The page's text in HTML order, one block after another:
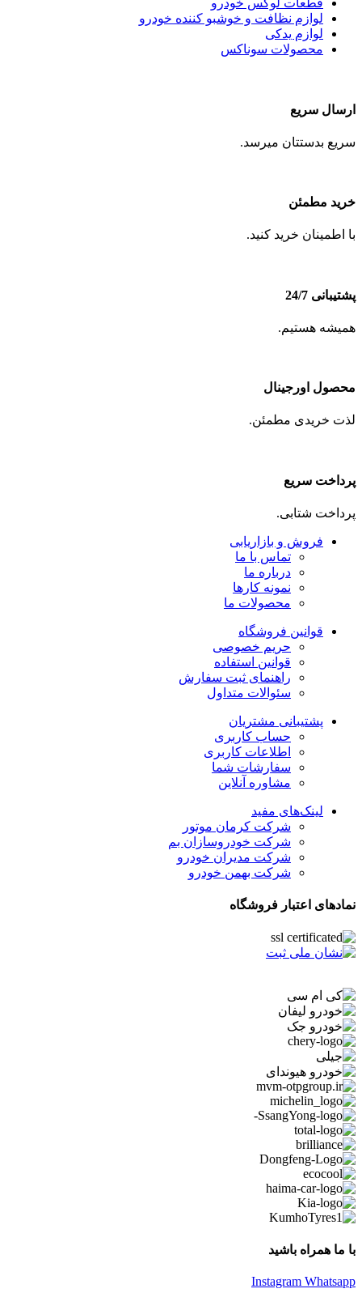
قطعات لوکس خودرو
لوازم نظافت و خوشبو کننده خودرو
لوازم یدکی
محصولات سوناکس
ارسال سریع
سریع بدستتان میرسد.
خرید مطمئن
با اطمینان خرید کنید.
پشتیبانی 24/7
همیشه هستیم.
محصول اورجینال
لذت خریدی مطمئن.
پرداخت سریع
پرداخت شتابی.
فروش و بازاریابی
تماس با ما
درباره ما
نمونه کارها
محصولات ما
قوانین فروشگاه
حریم خصوصی
قوانین استفاده
راهنمای ثبت سفارش
سئوالات متداول
پشتیبانی مشتریان
حساب کاربری
اطلاعات کاربری
سفارشات شما
مشاوره آنلاین
لینک‌های مفید
شرکت کرمان موتور
شرکت خودروسازان بم
شرکت مدیران خودرو
شرکت بهمن خودرو
نمادهای اعتبار فروشگاه
با ما همراه باشید
Instagram Whatsapp